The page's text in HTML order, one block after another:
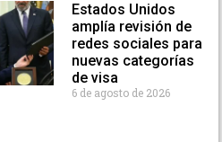
Estados Unidos
amplía revisión de
redes sociales para
nuevas categorías
de visa
6 de agosto de 2026